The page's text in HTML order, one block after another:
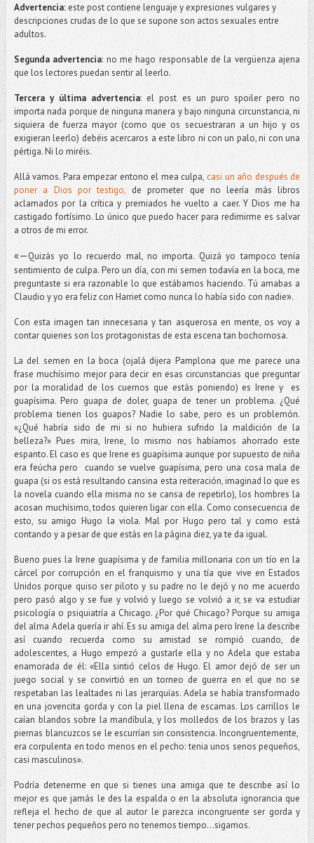
Advertencia:este post contiene lenguaje y expresiones vulgares y
descripciones crudas de lo que se supone son actos sexuales entre
adultos.
Segunda advertencia: no me hago responsable de la vergüenza ajena
que los lectores puedan sentir al leerlo.
Tercera y última advertencia: el post es un puro spoiler pero no
importa nada porque de ninguna manera y bajo ninguna circunstancia, ni
siquiera de fuerza mayor (como que os secuestraran a un hijo y os
exigieran leerlo) debéis acercaros a este libro ni con un palo, ni con una
pértiga. Ni lo miréis.
Allá vamos. Para empezar entono el mea culpa,casi un año después de
poner a Dios por testigo, de prometer que no leería más libros
aclamados por la crítica y premiados he vuelto a caer. Y Dios me ha
castigado fortísimo. Lo único que puedo hacer para redimirme es salvar
a otros de mi error.
«—Quizás yo lo recuerdo mal, no importa. Quizá yo tampoco tenía
sentimiento de culpa. Pero un día, con mi semen todavía en la boca, me
preguntaste si era razonable lo que estábamos haciendo. Tú amabas a
Claudio y yo era feliz con Harriet como nunca lo había sido con nadie».
Con esta imagen tan innecesaria y tan asquerosa en mente, os voy a
contar quienes son los protagonistas de esta escena tan bochornosa.
La del semen en la boca (ojalá dijera Pamplona que me parece una
frase muchísimo mejor para decir en esas circunstancias que preguntar
por la moralidad de los cuernos que estás poniendo) es Irene y es
guapísima. Pero guapa de doler, guapa de tener un problema. ¿Qué
problema tienen los guapos? Nadie lo sabe, pero es un problemón.
«¿Qué habría sido de mi si no hubiera sufrido la maldición de la
belleza?» Pues mira, Irene, lo mismo nos habíamos ahorrado este
espanto. El caso es que Irene es guapísima aunque por supuesto de niña
era feúcha pero cuando se vuelve guapísima, pero una cosa mala de
guapa (si os está resultando cansina esta reiteración, imaginad lo que es
la novela cuando ella misma no se cansa de repetirlo), los hombres la
acosan muchísimo, todos quieren ligar con ella. Como consecuencia de
esto, su amigo Hugo la viola. Mal por Hugo pero tal y como está
contando y a pesar de que estás en la página diez, ya te da igual.
Bueno pues la Irene guapísima y de familia millonaria con un tío en la
cárcel por corrupción en el franquismo y una tía que vive en Estados
Unidos porque quiso ser piloto y su padre no le dejó y no me acuerdo
pero pasó algo y se fue y volvió y luego se volvió a ir, se va estudiar
psicología o psiquiatría a Chicago. ¿Por qué Chicago? Porque su amiga
del alma Adela quería ir ahí. Es su amiga del alma pero Irene la describe
así cuando recuerda como su amistad se rompió cuando, de
adolescentes, a Hugo empezó a gustarle ella y no Adela que estaba
enamorada de él: «Ella sintió celos de Hugo. El amor dejó de ser un
juego social y se convirtió en un torneo de guerra en el que no se
respetaban las lealtades ni las jerarquías. Adela se había transformado
en una jovencita gorda y con la piel llena de escamas. Los carrillos le
caían blandos sobre la mandíbula, y los molledos de los brazos y las
piernas blancuzcos se le escurrían sin consistencia. Incongruentemente,
era corpulenta en todo menos en el pecho: tenia unos senos pequeños,
casi masculinos».
Podría detenerme en que si tienes una amiga que te describe así lo
mejor es que jamás le des la espalda o en la absoluta ignorancia que
refleja el hecho de que al autor le parezca incongruente ser gorda y
tener pechos pequeños pero no tenemos tiempo...sigamos.